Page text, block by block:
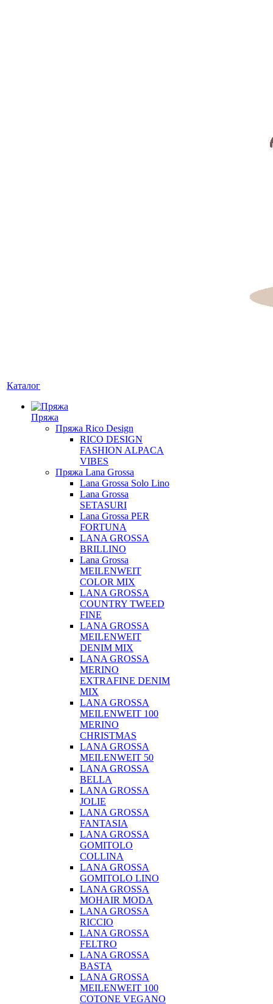
Каталог
Пряжа
Пряжа Rico Design
RICO DESIGN
FASHION ALPACA
VIBES
Пряжа Lana Grossa
Lana Grossa Solo Lino
Lana Grossa
SETASURI
Lana Grossa PER
FORTUNA
LANA GROSSA
BRILLINO
Lana Grossa
MEILENWEIT
COLOR MIX
LANA GROSSA
COUNTRY TWEED
FINE
LANA GROSSA
MEILENWEIT
DENIM MIX
LANA GROSSA
MERINO
EXTRAFINE DENIM
MIX
LANA GROSSA
MEILENWEIT 100
MERINO
CHRISTMAS
LANA GROSSA
MEILENWEIT 50
LANA GROSSA
BELLA
LANA GROSSA
JOLIE
LANA GROSSA
FANTASIA
LANA GROSSA
GOMITOLO
COLLINA
LANA GROSSA
GOMITOLO LINO
LANA GROSSA
MOHAIR MODA
LANA GROSSA
RICCIO
LANA GROSSA
FELTRO
LANA GROSSA
BASTA
LANA GROSSA
MEILENWEIT 100
COTONE VEGANO